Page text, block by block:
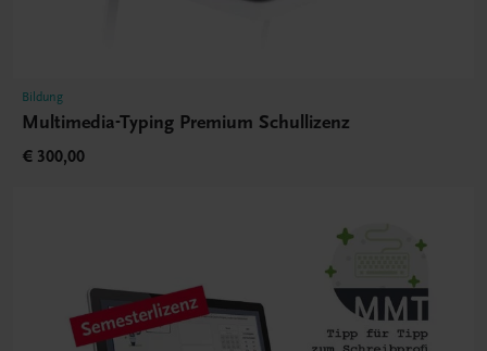
Bildung
Multimedia-Typing Premium Schullizenz
€ 300,00